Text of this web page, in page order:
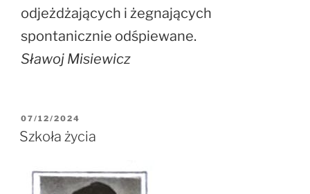
odjeżdżających i żegnających
spontanicznie odśpiewane.
Sławoj Misiewicz
07/12/2024
Szkoła życia